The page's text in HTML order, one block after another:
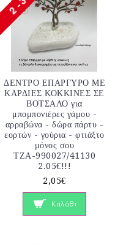
ΔΕΝΤΡΟ ΕΠΑΡΓΥΡΟ ΜΕ
ΚΑΡΔΙΕΣ ΚΟΚΚΙΝΕΣ ΣΕ
ΒΟΤΣΑΛΟ για
μπομπονιέρες γάμου -
αρραβώνα - δώρα πάρτυ -
εορτών - γούρια - φτιάξτο
μόνος σου
ΤΖΑ-990027/41130
2.05€!!!
2,05€
Καλάθι